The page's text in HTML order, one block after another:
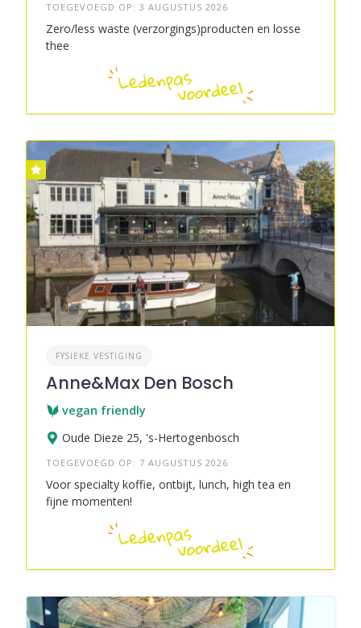
TOEGEVOEGD OP: 3 AUGUSTUS 2026
Zero/less waste (verzorgings)producten en losse
thee
FYSIEKE VESTIGING
Anne&Max Den Bosch
vegan friendly
Oude Dieze 25, 's-Hertogenbosch
TOEGEVOEGD OP: 7 AUGUSTUS 2026
Voor specialty koffie, ontbijt, lunch, high tea en
fijne momenten!